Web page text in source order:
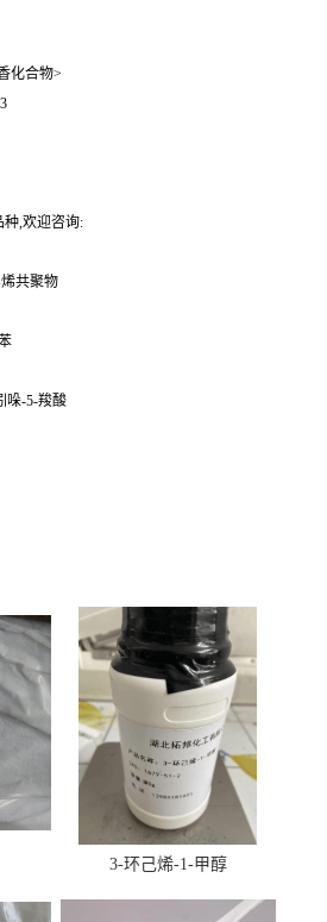
化合物>
种,欢迎咨询:
共聚物
哚-5-羧酸
3-环己烯-1-甲醇